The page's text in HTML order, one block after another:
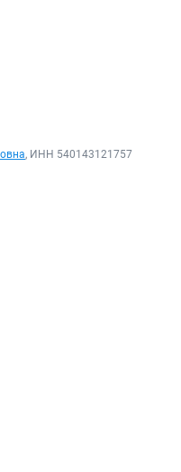
, ИНН 540143121757